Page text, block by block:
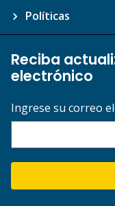
Políticas
Reciba
electrónico
Ingrese su correo